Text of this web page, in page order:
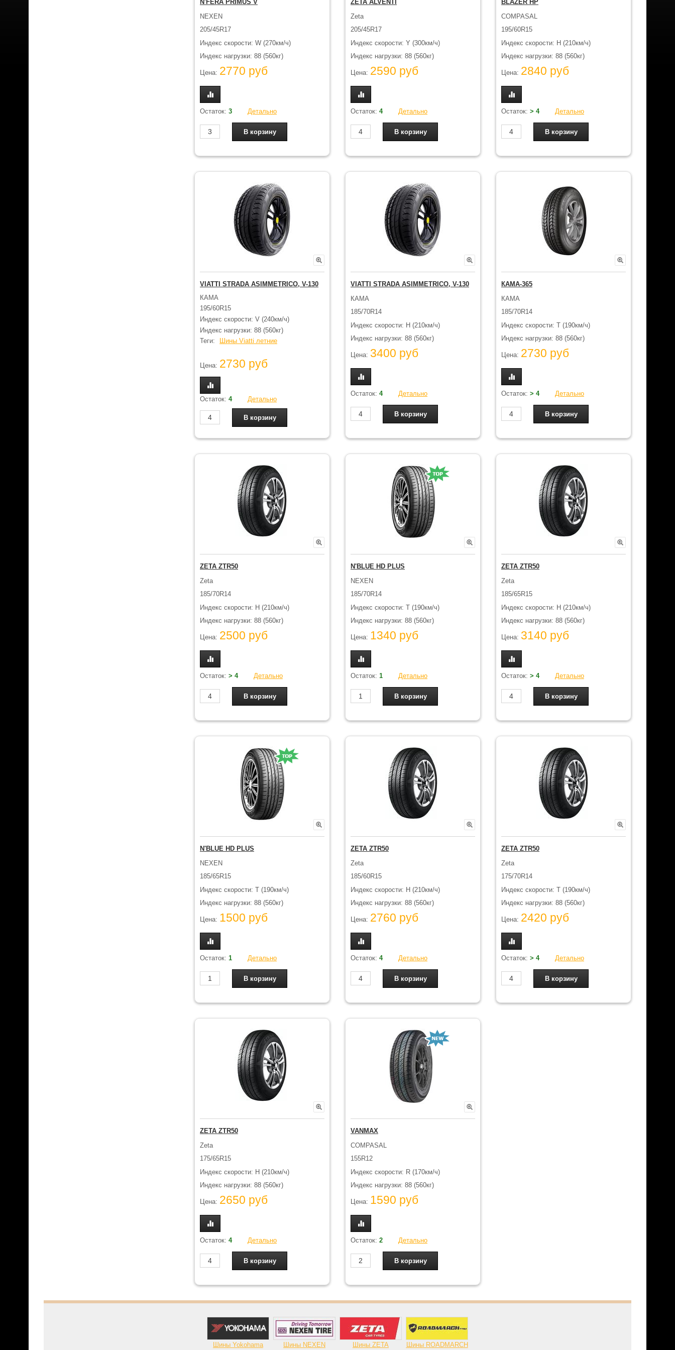
N'FERA PRIMUS V
NEXEN
205/45R17
Индекс скорости: W (270км/ч)
Индекс нагрузки: 88 (560кг)
Цена: 2770 руб
Остаток: 3 Детально
ZETA ALVENTI
Zeta
205/45R17
Индекс скорости: Y (300км/ч)
Индекс нагрузки: 88 (560кг)
Цена: 2590 руб
Остаток: 4 Детально
BLAZER HP
COMPASAL
195/60R15
Индекс скорости: H (210км/ч)
Индекс нагрузки: 88 (560кг)
Цена: 2840 руб
Остаток: > 4 Детально
VIATTI STRADA ASIMMETRICO, V-130
КАМА
195/60R15
Индекс скорости: V (240км/ч)
Индекс нагрузки: 88 (560кг)
Теги:
Шины Viatti летние
Цена: 2730 руб
Остаток: 4 Детально
VIATTI STRADA ASIMMETRICO, V-130
КАМА
185/70R14
Индекс скорости: H (210км/ч)
Индекс нагрузки: 88 (560кг)
Цена: 3400 руб
Остаток: 4 Детально
КАМА-365
КАМА
185/70R14
Индекс скорости: T (190км/ч)
Индекс нагрузки: 88 (560кг)
Цена: 2730 руб
Остаток: > 4 Детально
ZETA ZTR50
Zeta
185/70R14
Индекс скорости: H (210км/ч)
Индекс нагрузки: 88 (560кг)
Цена: 2500 руб
Остаток: > 4 Детально
N'BLUE HD PLUS
NEXEN
185/70R14
Индекс скорости: T (190км/ч)
Индекс нагрузки: 88 (560кг)
Цена: 1340 руб
Остаток: 1 Детально
ZETA ZTR50
Zeta
185/65R15
Индекс скорости: H (210км/ч)
Индекс нагрузки: 88 (560кг)
Цена: 3140 руб
Остаток: > 4 Детально
N'BLUE HD PLUS
NEXEN
185/65R15
Индекс скорости: T (190км/ч)
Индекс нагрузки: 88 (560кг)
Цена: 1500 руб
Остаток: 1 Детально
ZETA ZTR50
Zeta
185/60R15
Индекс скорости: H (210км/ч)
Индекс нагрузки: 88 (560кг)
Цена: 2760 руб
Остаток: 4 Детально
ZETA ZTR50
Zeta
175/70R14
Индекс скорости: T (190км/ч)
Индекс нагрузки: 88 (560кг)
Цена: 2420 руб
Остаток: > 4 Детально
ZETA ZTR50
Zeta
175/65R15
Индекс скорости: H (210км/ч)
Индекс нагрузки: 88 (560кг)
Цена: 2650 руб
Остаток: 4 Детально
VANMAX
COMPASAL
155R12
Индекс скорости: R (170км/ч)
Индекс нагрузки: 88 (560кг)
Цена: 1590 руб
Остаток: 2 Детально
Шины Yokohama Шины NEXEN Шины ZETA Шины ROADMARCH